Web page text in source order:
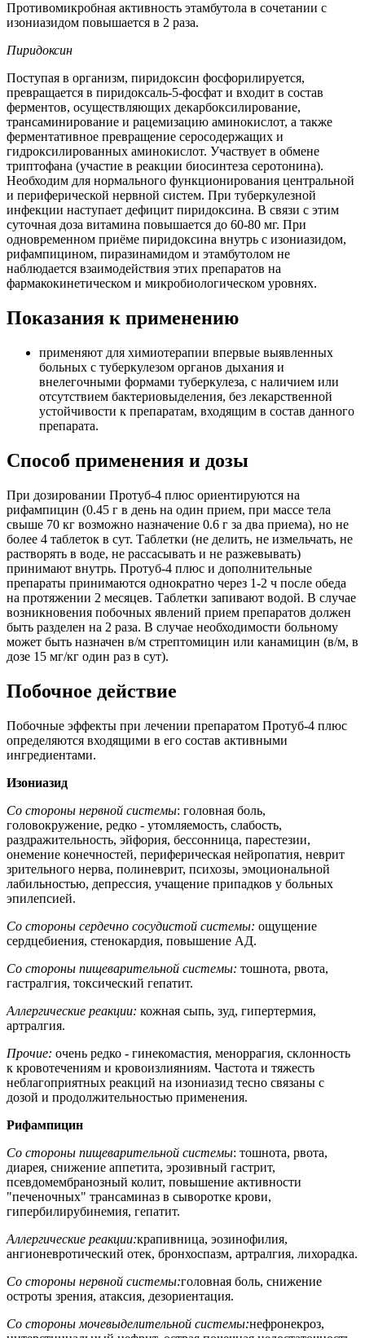
Противомикробная активность этамбутола в сочетании с
изониазидом повышается в 2 раза.
Пиридоксин
Поступая в организм, пиридоксин фосфорилируется,
превращается в пиридоксаль-5-фосфат и входит в состав
ферментов, осуществляющих декарбоксилирование,
трансаминирование и рацемизацию аминокислот, а также
ферментативное превращение серосодержащих и
гидроксилированных аминокислот. Участвует в обмене
триптофана (участие в реакции биосинтеза серотонина).
Необходим для нормального функционирования центральной
и периферической нервной систем. При туберкулезной
инфекции наступает дефицит пиридоксина. В связи с этим
суточная доза витамина повышается до 60-80 мг. При
одновременном приёме пиридоксина внутрь с изониазидом,
рифампицином, пиразинамидом и этамбутолом не
наблюдается взаимодействия этих препаратов на
фармакокинетическом и микробиологическом уровнях.
Показания к применению
применяют для химиотерапии впервые выявленных
больных с туберкулезом органов дыхания и
внелегочными формами туберкулеза, с наличием или
отсутствием бактериовыделения, без лекарственной
устойчивости к препаратам, входящим в состав данного
препарата.
Способ применения и дозы
При дозировании Протуб-4 плюс ориентируются на
рифампицин (0.45 г в день на один прием, при массе тела
свыше 70 кг возможно назначение 0.6 г за два приема), но не
более 4 таблеток в сут. Таблетки (не делить, не измельчать, не
растворять в воде, не рассасывать и не разжевывать)
принимают внутрь. Протуб-4 плюс и дополнительные
препараты принимаются однократно через 1-2 ч после обеда
на протяжении 2 месяцев. Таблетки запивают водой. В случае
возникновения побочных явлений прием препаратов должен
быть разделен на 2 раза. В случае необходимости больному
может быть назначен в/м стрептомицин или канамицин (в/м, в
дозе 15 мг/кг один раз в сут).
Побочное действие
Побочные эффекты при лечении препаратом Протуб-4 плюс
определяются входящими в его состав активными
ингредиентами.
Изониазид
Со стороны нервной системы: головная боль,
головокружение, редко - утомляемость, слабость,
раздражительность, эйфория, бессонница, парестезии,
онемение конечностей, периферическая нейропатия, неврит
зрительного нерва, полиневрит, психозы, эмоциональной
лабильностью, депрессия, учащение припадков у больных
эпилепсией.
Со стороны сердечно сосудистой системы: ощущение
сердцебиения, стенокардия, повышение АД.
Со стороны пищеварительной системы: тошнота, рвота,
гастралгия, токсический гепатит.
Аллергические реакции: кожная сыпь, зуд, гипертермия,
артралгия.
Прочие: очень редко - гинекомастия, меноррагия, склонность
к кровотечениям и кровоизлияниям. Частота и тяжесть
неблагоприятных реакций на изониазид тесно связаны с
дозой и продолжительностью применения.
Рифампицин
Со стороны пищеварительной системы: тошнота, рвота,
диарея, снижение аппетита, эрозивный гастрит,
псевдомембранозный колит, повышение активности
"печеночных" трансаминаз в сыворотке крови,
гипербилирубинемия, гепатит.
Аллергические реакции:крапивница, эозинофилия,
ангионевротический отек, бронхоспазм, артралгия, лихорадка.
Со стороны нервной системы:головная боль, снижение
остроты зрения, атаксия, дезориентация.
Со стороны мочевыделительной системы:нефронекроз,